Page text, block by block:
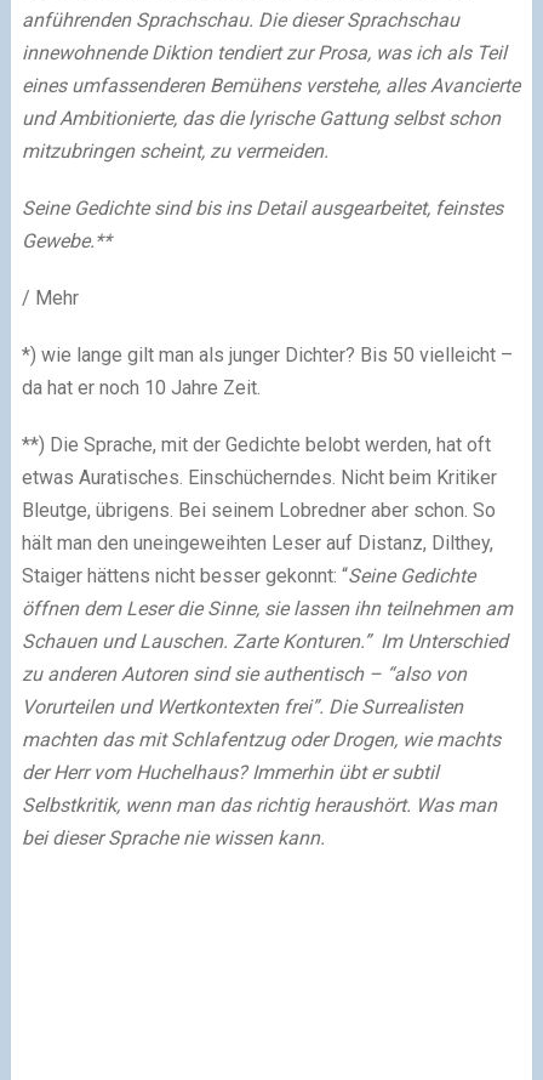
anführenden Sprachschau. Die dieser Sprachschau
innewohnende Diktion tendiert zur Prosa, was ich als Teil
eines umfassenderen Bemühens verstehe, alles Avancierte
und Ambitionierte, das die lyrische Gattung selbst schon
mitzubringen scheint, zu vermeiden.
Seine Gedichte sind bis ins Detail ausgearbeitet, feinstes
Gewebe.**
/ Mehr
*) wie lange gilt man als junger Dichter? Bis 50 vielleicht –
da hat er noch 10 Jahre Zeit.
**) Die Sprache, mit der Gedichte belobt werden, hat oft
etwas Auratisches. Einschücherndes. Nicht beim Kritiker
Bleutge, übrigens. Bei seinem Lobredner aber schon. So
hält man den uneingeweihten Leser auf Distanz, Dilthey,
Staiger hättens nicht besser gekonnt: “Seine Gedichte
öffnen dem Leser die Sinne, sie lassen ihn teilnehmen am
Schauen und Lauschen. Zarte Konturen.” Im Unterschied
zu anderen Autoren sind sie authentisch – “also von
Vorurteilen und Wertkontexten frei”. Die Surrealisten
machten das mit Schlafentzug oder Drogen, wie machts
der Herr vom Huchelhaus? Immerhin übt er subtil
Selbstkritik, wenn man das richtig heraushört. Was man
bei dieser Sprache nie wissen kann.